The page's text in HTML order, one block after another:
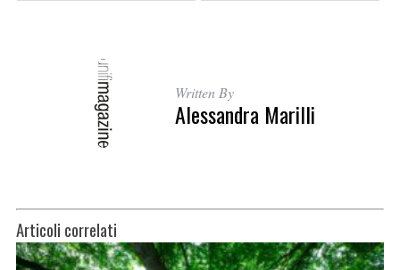
Written By
Alessandra Marilli
Articoli correlati